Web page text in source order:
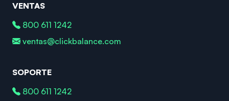
VENTAS
800 611 1242
ventas@clickbalance.com
SOPORTE
800 611 1242